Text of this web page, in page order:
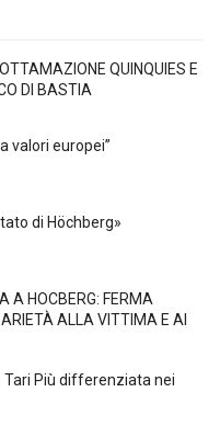
QUINQUIES E
DI BASTIA
valori europei”
di Höchberg»
A HÖCBERG: FERMA
ALLA VITTIMA E AI
Più differenziata nei